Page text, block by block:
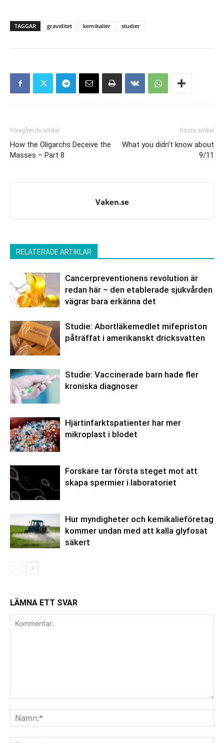
TAGGAR graviditet kemikalier studier
Föregående artikel
How the Oligarchs Deceive the
Masses – Part 8
Nästa artikel
What you didn’t know about
9/11
Vaken.se
RELATERADE ARTIKLAR
Cancerpreventionens revolution är
redan här – den etablerade sjukvården
vägrar bara erkänna det
Studie: Abortläkemedlet mifepriston
påträffat i amerikanskt dricksvatten
Studie: Vaccinerade barn hade fler
kroniska diagnoser
Hjärtinfarktspatienter har mer
mikroplast i blodet
Forskare tar första steget mot att
skapa spermier i laboratoriet
Hur myndigheter och kemikalieföretag
kommer undan med att kalla glyfosat
säkert
LÄMNA ETT SVAR